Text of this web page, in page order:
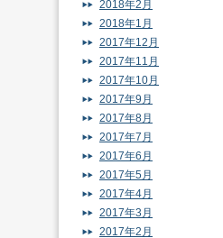
2018年2月
2018年1月
2017年12月
2017年11月
2017年10月
2017年9月
2017年8月
2017年7月
2017年6月
2017年5月
2017年4月
2017年3月
2017年2月